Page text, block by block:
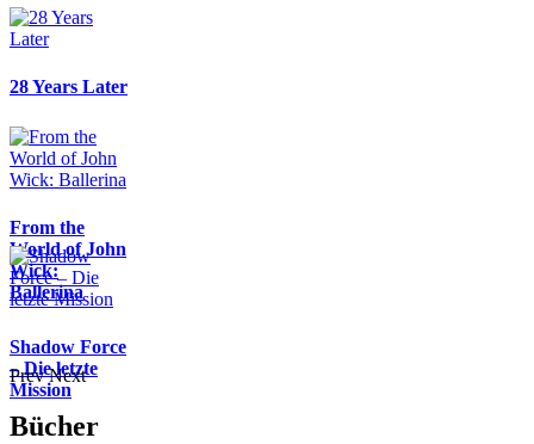
28 Years Later
From the
World of John
Wick:
Ballerina
Shadow Force
– Die letzte
Mission
Prev Next
Bücher